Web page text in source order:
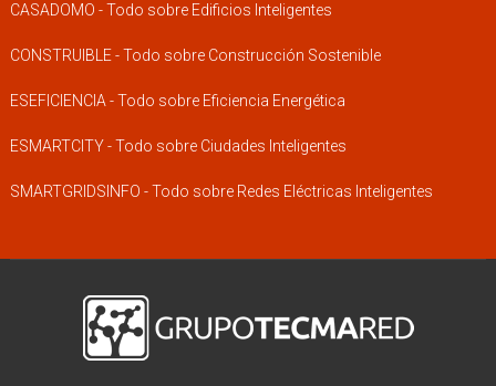
CASADOMO - Todo sobre Edificios Inteligentes
CONSTRUIBLE - Todo sobre Construcción Sostenible
ESEFICIENCIA - Todo sobre Eficiencia Energética
ESMARTCITY - Todo sobre Ciudades Inteligentes
SMARTGRIDSINFO - Todo sobre Redes Eléctricas Inteligentes